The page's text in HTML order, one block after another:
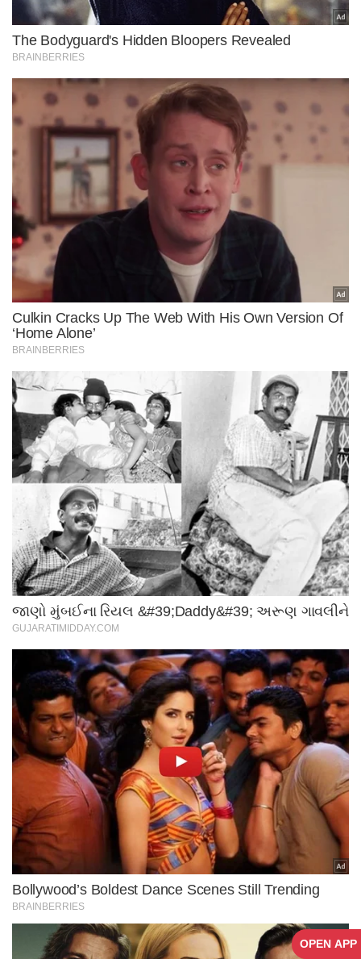
OPEN APP